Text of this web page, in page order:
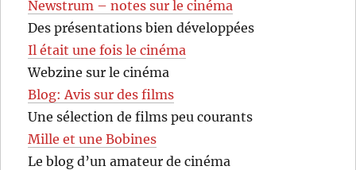
Newstrum – notes sur le cinéma
Des présentations bien développées
Il était une fois le cinéma
Webzine sur le cinéma
Blog: Avis sur des films
Une sélection de films peu courants
Mille et une Bobines
Le blog d’un amateur de cinéma